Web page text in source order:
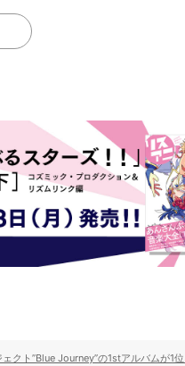
クト”Blue Journey”の1stアルバムが1